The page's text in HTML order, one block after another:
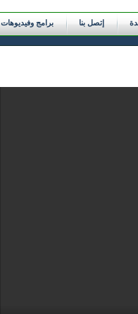
برامج وفيديوهات إتصل بنا